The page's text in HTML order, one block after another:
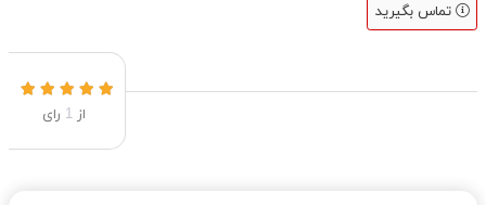
تماس بگیرید
از 1 رای